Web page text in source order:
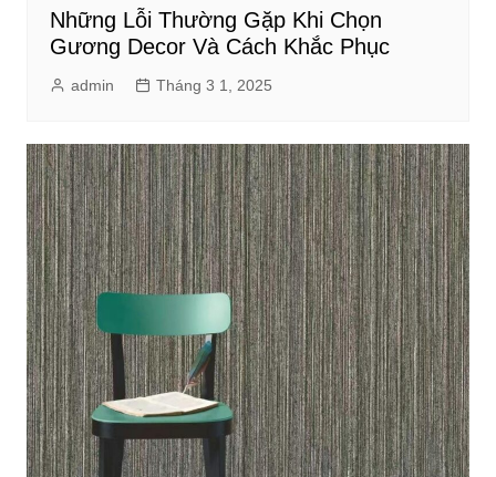
Những Lỗi Thường Gặp Khi Chọn
Gương Decor Và Cách Khắc Phục
admin Tháng 3 1, 2025